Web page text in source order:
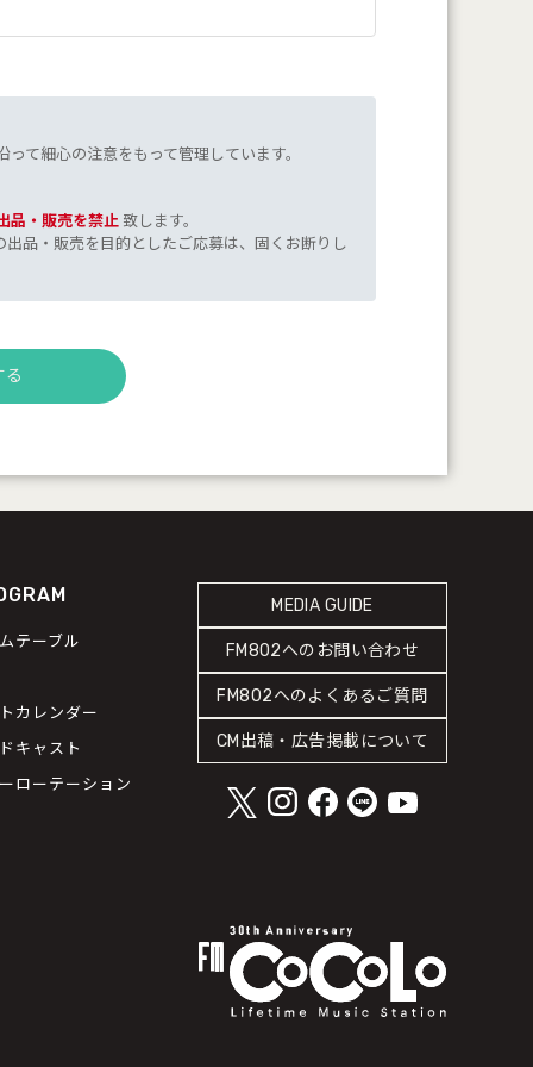
って細心の注意をもって管理しています。
品・販売を禁止 致します。
品・販売を目的としたご応募は、固くお断りし
る
テーブル
カレンダー
キャスト
ローテーション
MEDIA GUIDE
FM802へのお問い合わせ
FM802へのよくあるご質問
CM出稿・広告掲載について